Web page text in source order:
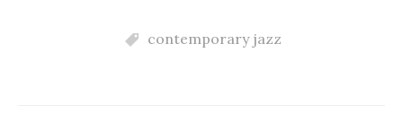
contemporary jazz